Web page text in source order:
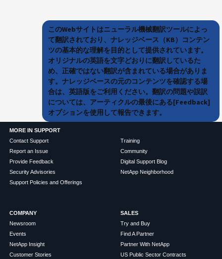
このWebサイトはニューラル機械翻訳ツールによっ
て翻訳されており、ナレッジベース（KB）コンテン
ツの基本的な理解を目的として提供されています。
オリジナルの英語を文字どおりに翻訳しているた
め、正確ではない翻訳が含まれている場合がありま
す。ナレッジベースの元のコンテンツを確認する場
合は、英語版をご利用ください。翻訳の問題や誤訳
については、アーティクルの最後にある[Feedback]
オプションを使用して報告できます。
MORE IN SUPPORT
Contact Support
Report an Issue
Provide Feedback
Security Advisories
Support Policies and Offerings
Training
Community
Digital Support Blog
NetApp Neighborhood
COMPANY
Newsroom
Events
NetApp Insight
Customer Stories
SALES
Try and Buy
Find A Partner
Partner With NetApp
US Public Sector Contracts